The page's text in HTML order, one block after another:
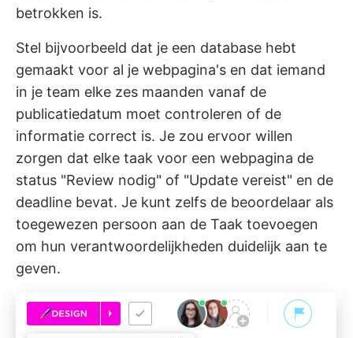
betrokken is.
Stel bijvoorbeeld dat je een database hebt
gemaakt voor al je webpagina's en dat iemand
in je team elke zes maanden vanaf de
publicatiedatum moet controleren of de
informatie correct is. Je zou ervoor willen
zorgen dat elke taak voor een webpagina de
status "Review nodig" of "Update vereist" en de
deadline bevat. Je kunt zelfs de beoordelaar als
toegewezen persoon aan de Taak toevoegen
om hun verantwoordelijkheden duidelijk aan te
geven.